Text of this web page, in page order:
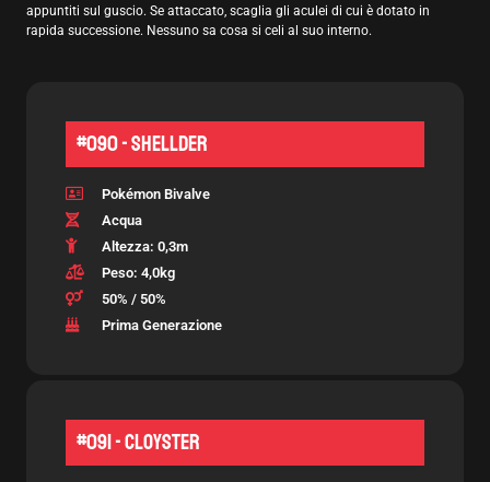
appuntiti sul guscio. Se attaccato, scaglia gli aculei di cui è dotato in
rapida successione. Nessuno sa cosa si celi al suo interno.
#090 - Shellder
Pokémon Bivalve
Acqua
Altezza: 0,3m
Peso: 4,0kg
50% / 50%
Prima Generazione
#091 - Cloyster